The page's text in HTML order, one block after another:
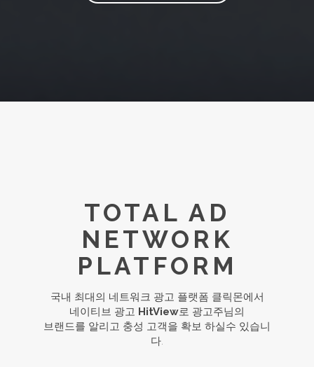
TOTAL AD
NETWORK
PLATFORM
국내 최대의 네트워크 광고 플랫폼 클릭몬에서
네이티브 광고 HitView로 광고주님의
브랜드를 알리고 충성 고객을 확보 하실수 있습니
다.